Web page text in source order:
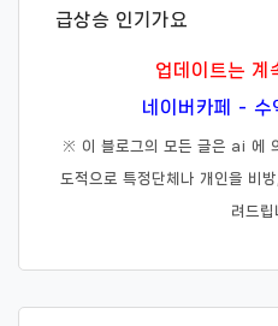
급상승 인기가요
업데이트는 계
네이버카페 - 수
※ 이 블로그의 모든 글은 ai 에
도적으로 특정단체나 개인을 비
려드립